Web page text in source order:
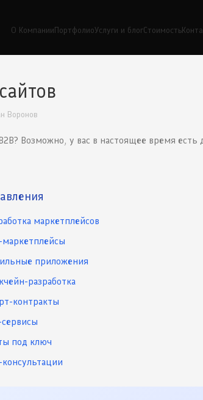
О КомпанииПортфолиоУслуги и блогСтоимость
Воронов
Возможно, у вас в настоящее время есть
маркетплейсов
маркетплейсы
приложения
разработка
контракты
под ключ
консультации